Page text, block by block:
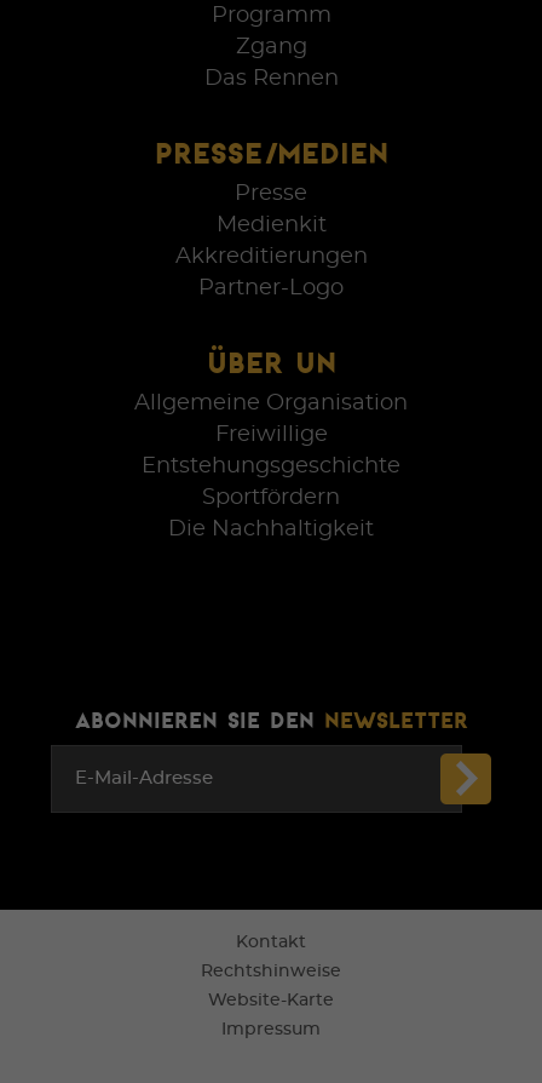
Programm
Zgang
Das Rennen
PRESSE/MEDIEN
Presse
Medienkit
Akkreditierungen
Partner-Logo
ÜBER UN
Allgemeine Organisation
Freiwillige
Entstehungsgeschichte
Sportfördern
Die Nachhaltigkeit
ABONNIEREN SIE DEN NEWSLETTER
E-Mail-Adresse
Kontakt
Rechtshinweise
Website-Karte
Impressum